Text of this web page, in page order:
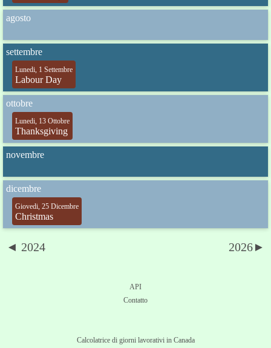
agosto
settembre
Lunedi, 1 Settembre
Labour Day
ottobre
Lunedi, 13 Ottobre
Thanksgiving
novembre
dicembre
Giovedi, 25 Dicembre
Christmas
◄ 2024 2026►
API
Contatto
Calcolatrice di giorni lavorativi in Canada